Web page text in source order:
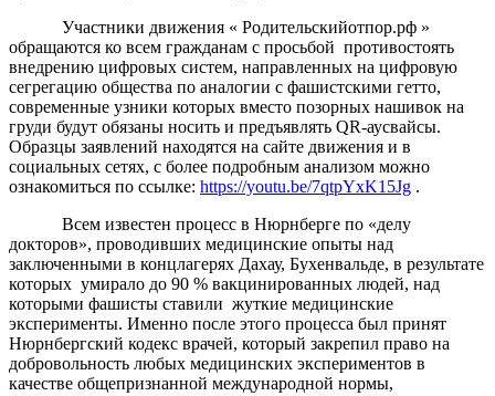
Участники движения « Родительскийотпор.рф »
обращаются ко всем гражданам с просьбой противостоять
внедрению цифровых систем, направленных на цифровую
сегрегацию общества по аналогии с фашистскими гетто,
современные узники которых вместо позорных нашивок на
груди будут обязаны носить и предъявлять QR-аусвайсы.
Образцы заявлений находятся на сайте движения и в
социальных сетях, с более подробным анализом можно
ознакомиться по ссылке: https://youtu.be/7qtpYxK15Jg .
Всем известен процесс в Нюрнберге по «делу
докторов», проводивших медицинские опыты над
заключенными в концлагерях Дахау, Бухенвальде, в результате
которых умирало до 90 % вакцинированных людей, над
которыми фашисты ставили жуткие медицинские
эксперименты. Именно после этого процесса был принят
Нюрнбергский кодекс врачей, который закрепил право на
добровольность любых медицинских экспериментов в
качестве общепризнанной международной нормы,